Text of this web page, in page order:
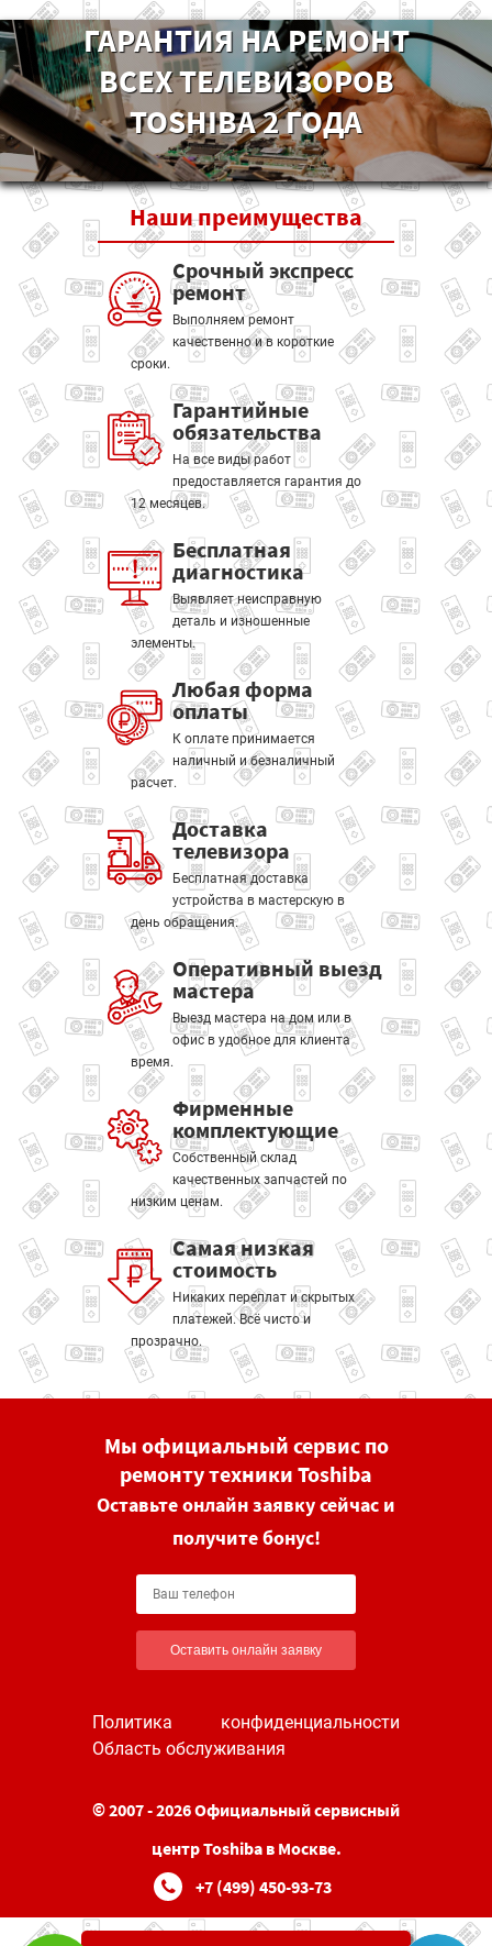
ГАРАНТИЯ НА РЕМОНТ
ВСЕХ ТЕЛЕВИЗОРОВ
TOSHIBA 2 ГОДА
Нашипреимущества
Срочный экспресс
ремонт
Выполняем ремонт
качественно и в короткие
сроки.
Гарантийные
обязательства
На все виды работ
предоставляется гарантия до
12 месяцев.
Бесплатная
диагностика
Выявляет неисправную
деталь и изношенные
элементы.
Любая форма
оплаты
К оплате принимается
наличный и безналичный
расчет.
Доставка
телевизора
Бесплатная доставка
устройства в мастерскую в
день обращения.
Оперативный выезд
мастера
Выезд мастера на дом или в
офис в удобное для клиента
время.
Фирменные
комплектующие
Собственный склад
качественных запчастей по
низким ценам.
Самая низкая
стоимость
Никаких переплат и скрытых
платежей. Всё чисто и
прозрачно.
Мы официальный сервис по
ремонту техники Toshiba
Оставьте онлайн заявку сейчас и
получите бонус!
Оставить онлайн заявку
Политика конфиденциальности
Область обслуживания
© 2007 - 2026 Официальный сервисный
центр Toshiba в Москве.
+7 (499) 450-93-73